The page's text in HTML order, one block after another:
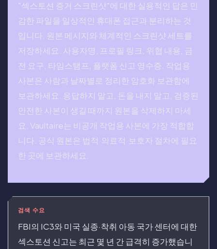
"섹스토션 증거 스크린샷"에 대한 실용적인 답은 민
감한 파일을 일상적인 휴대폰 접근과 분리하는 것
입니다. 원본 메시지와 체계적인 스크린샷 세트를
저장하세요. 사용자명, 프로필 링크, 위협 내용, 금
전 요구, 타임스탬프, 플랫폼 신고 영수증. 작업용
사본은 사람과 날짜별로 정리한 암호화 보관함에
보관하세요. 응답하지 말고, 돈을 내지 말고, 검증된
안전한 사본이 생길 때까지 원본을 삭제하지 마세
요. Vaultaire는 비공개 작업용 사본에 가장 적합합
니다. 공식 원본은 법적·의료적·보호자 절차에 필요
한 곳에 보관하세요.
검색 수요
FBI의 IC3와 미국 실종·착취 아동 국가 센터에 대한
섹스토션 신고는 최근 몇 년 간 급격히 증가했습니